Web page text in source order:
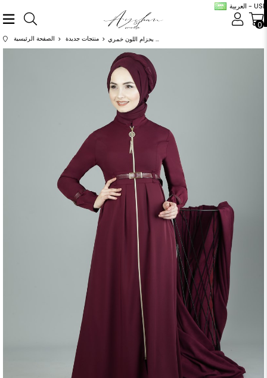
العربية - USD
0
الصفحة الرئيسية منتجات جديدة عباية بحزام اللون خمري